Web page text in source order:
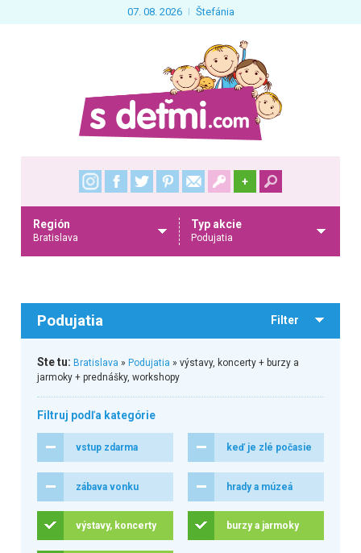
07. 08. 2026 Štefánia
+
Región
Bratislava
Typ akcie
Podujatia
Podujatia Filter
Ste tu: Bratislava » Podujatia » výstavy, koncerty + burzy a
jarmoky + prednášky, workshopy
Filtruj podľa kategórie
vstup zdarma keď je zlé počasie
zábava vonku hrady a múzeá
výstavy, koncerty burzy a jarmoky